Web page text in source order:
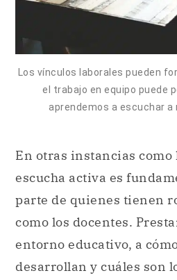
Los vínculos laborales pueden
el trabajo en equipo puede
aprendemos a escuchar a
En otras instancias como
escucha activa es
parte de quienes tienen
como los docentes.
entorno educativo, a
desarrollan y cuáles son